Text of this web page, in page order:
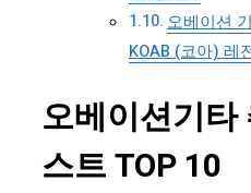
오베이션
KOAB (코아) 레
오베이션기타
스트 TOP 10